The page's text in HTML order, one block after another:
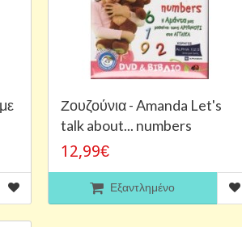
Ζουζούνια - Amanda Let's
talk about... numbers
12,99€
Εξαντλημένο